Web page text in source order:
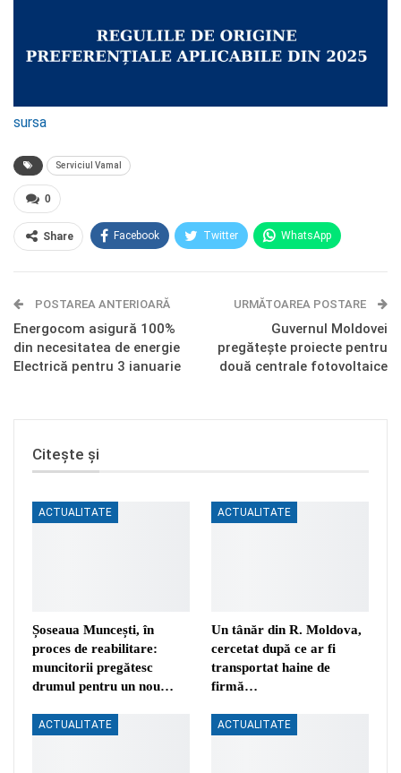
sursa
Serviciul Vamal
0
Share Facebook Twitter WhatsApp
Telegram OK.ru
POSTAREA ANTERIOARĂ
Energocom asigură 100%
din necesitatea de energie
Electrică pentru 3 ianuarie
URMĂTOAREA POSTARE
Guvernul Moldovei
pregătește proiecte pentru
două centrale fotovoltaice
Citește și
ACTUALITATE
Șoseaua Muncești, în
proces de reabilitare:
muncitorii pregătesc
drumul pentru un nou…
ACTUALITATE
Un tânăr din R. Moldova,
cercetat după ce ar fi
transportat haine de
firmă…
ACTUALITATE ACTUALITATE